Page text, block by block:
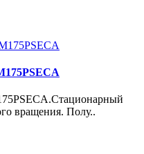
вращения. Полу..